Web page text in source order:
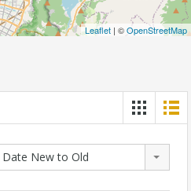
Leaflet | ©OpenStreetMap
Date New to Old